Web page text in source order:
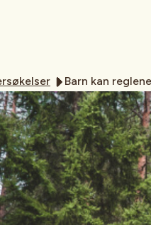
Barn kan